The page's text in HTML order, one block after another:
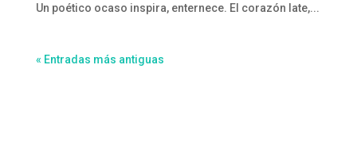
Un poético ocaso inspira, enternece. El corazón late,...
« Entradas más antiguas